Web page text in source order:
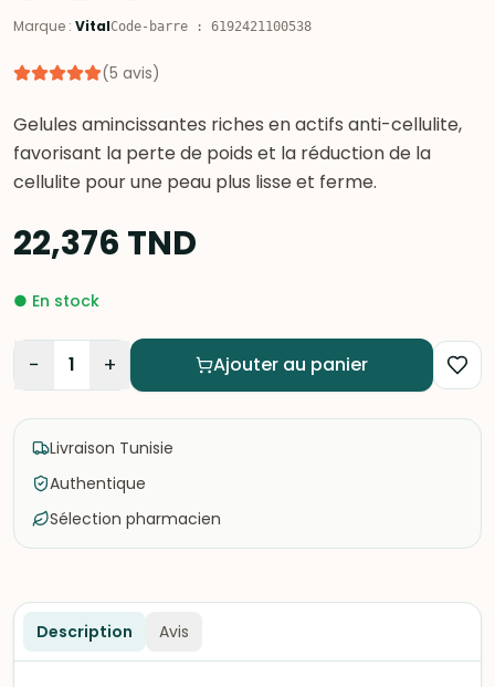
Marque : VitalCode-barre : 6192421100538
(5 avis)
Gelules amincissantes riches en actifs anti-cellulite,
favorisant la perte de poids et la réduction de la
cellulite pour une peau plus lisse et ferme.
22,376 TND
● En stock
− 1 + Ajouter au panier
Livraison Tunisie
Authentique
Sélection pharmacien
Description Avis